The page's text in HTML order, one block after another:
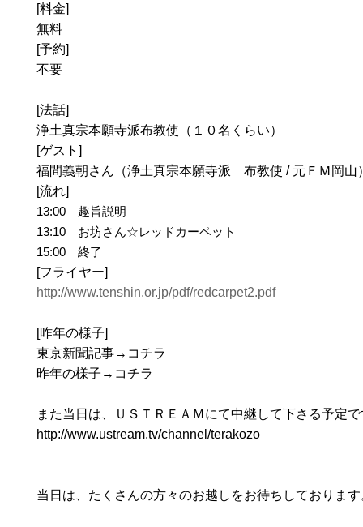
[料金]
無料
[予約]
不要
[法話]
浄土真宗本願寺派布教使（１０名くらい）
[ゲスト]
福間義朝さん（浄土真宗本願寺派 布教使 / 元ＦＭ岡山
[流れ]
13:00 趣旨説明
13:10 お坊さん☆レッドカーペット
15:00 終了
[フライヤー]
http://www.tenshin.or.jp/pdf/redcarpet2.pdf
[昨年の様子]
東京新聞記事→コチラ
昨年の様子→コチラ
また当日は、ＵＳＴＲＥＡＭにて中継して下さる予定
http://www.ustream.tv/channel/terakozo
当日は、たくさんの方々のお越しをお待ちしておりま